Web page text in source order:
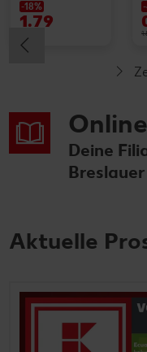
-18%
1.79
Deine
Aktuelle